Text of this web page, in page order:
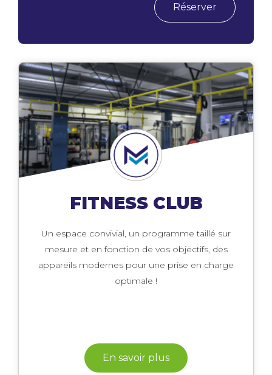
Réserver
FITNESS CLUB
Un espace convivial, un programme taillé sur
mesure et en fonction de vos objectifs, des
appareils modernes pour une prise en charge
optimale !
En savoir plus